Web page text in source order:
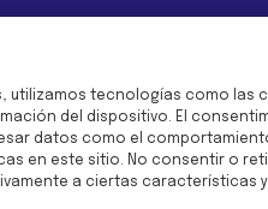
utilizamos tecnologías como las
del dispositivo. El
datos como el
en este sitio. No consentir o
a ciertas características y
Europea -